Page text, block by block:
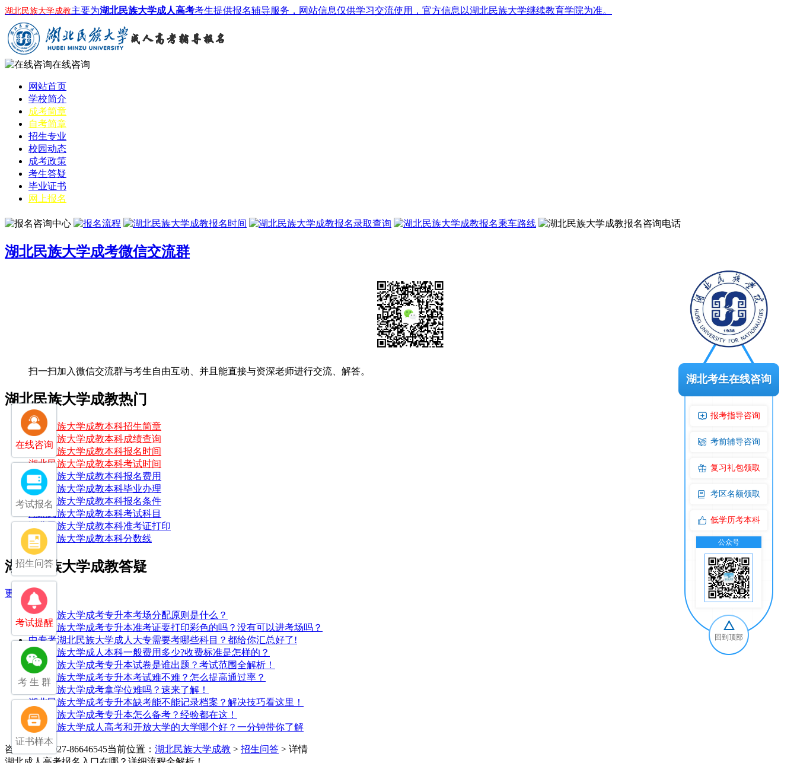
湖北民族大学成教主要为湖北民族大学成人高考考生提供报名辅导服务，网站信息仅供学习交流使用，官方信息以湖北民族大学继续教育学院为准。
在线咨询
网站首页
学校简介
成考简章
自考简章
招生专业
校园动态
成考政策
考生答疑
毕业证书
网上报名
湖北民族大学成考微信交流群
扫一扫加入微信交流群与考生自由互动、并且能直接与资深老师进行交流、解答。
湖北民族大学成教热门
湖北民族大学成教本科招生简章
湖北民族大学成教本科成绩查询
湖北民族大学成教本科报名时间
湖北民族大学成教本科考试时间
湖北民族大学成教本科报名费用
湖北民族大学成教本科毕业办理
湖北民族大学成教本科报名条件
湖北民族大学成教本科考试科目
湖北民族大学成教本科准考证打印
湖北民族大学成教本科分数线
湖北民族大学成教答疑
更多>>
湖北民族大学成考专升本考场分配原则是什么？
湖北民族大学成考专升本准考证要打印彩色的吗？没有可以进考场吗？
中专考湖北民族大学成人大专需要考哪些科目？都给你汇总好了!
湖北民族大学成人本科一般费用多少?收费标准是怎样的？
湖北民族大学成考专升本试卷是谁出题？考试范围全解析！
湖北民族大学成考专升本考试难不难？怎么提高通过率？
湖北民族大学成考拿学位难吗？速来了解！
湖北民族大学成考专升本缺考能不能记录档案？解决技巧看这里！
湖北民族大学成考专升本怎么备考？经验都在这！
湖北民族大学成人高考和开放大学的大学哪个好？一分钟带你了解
咨询电话：027-86646545当前位置： 湖北民族大学成教 > 招生问答 > 详情
在线咨询
考试报名
招生问答
考试提醒
考 生 群
证书样本
湖北考生在线咨询
报考指导咨询
考前辅导咨询
复习礼包领取
考区名额领取
低学历考本科
公众号
回到顶部